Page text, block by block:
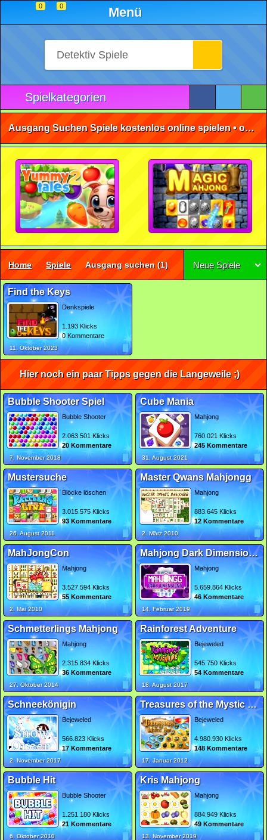
0 0 Menü
Spielkategorien
Ausgang Suchen Spiele kostenlos online spielen • ohne Anmeldung 🕹️
Home Spiele Ausgang suchen (1) Neue Spiele
Find the Keys
Denkspiele
1.193 Klicks
0 Kommentare
11. Oktober 2023
Hier noch ein paar Tipps gegen die Langeweile ;)
Bubble Shooter Spiel
Bubble Shooter
2.063.501 Klicks
20 Kommentare
7. November 2018
Cube Mania
Mahjong
760.021 Klicks
245 Kommentare
31. August 2021
Mustersuche
Blöcke löschen
3.015.575 Klicks
93 Kommentare
26. August 2011
Master Qwans Mahjongg
Mahjong
883.645 Klicks
12 Kommentare
2. März 2010
MahJongCon
Mahjong
3.527.594 Klicks
55 Kommentare
2. Mai 2010
Mahjong Dark Dimensions Triple Time
Mahjong
5.659.864 Klicks
46 Kommentare
14. Februar 2019
Schmetterlings Mahjong
Mahjong
2.315.834 Klicks
36 Kommentare
27. Oktober 2014
Rainforest Adventure
Bejeweled
545.750 Klicks
54 Kommentare
18. August 2017
Schneekönigin
Bejeweled
566.823 Klicks
17 Kommentare
2. November 2017
Treasures of the Mystic Sea
Bejeweled
4.980.930 Klicks
148 Kommentare
17. Januar 2012
Bubble Hit
Bubble Shooter
1.251.180 Klicks
21 Kommentare
6. Oktober 2010
Kris Mahjong
Mahjong
884.949 Klicks
49 Kommentare
13. November 2019